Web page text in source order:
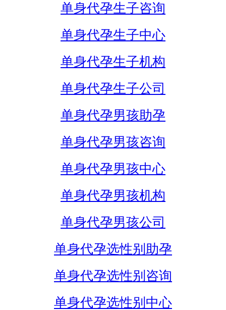
单身代孕生子咨询
单身代孕生子中心
单身代孕生子机构
单身代孕生子公司
单身代孕男孩助孕
单身代孕男孩咨询
单身代孕男孩中心
单身代孕男孩机构
单身代孕男孩公司
单身代孕选性别助孕
单身代孕选性别咨询
单身代孕选性别中心